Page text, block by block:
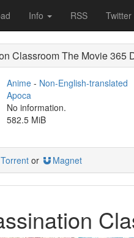
Info RSS Twitter
Classroom The Movie 365
Anime- Non-English-translated
Apoca
No information.
582.5 MiB
or Magnet